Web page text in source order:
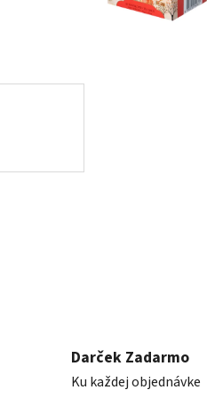
Darček Zadarmo
Ku každej objednávke